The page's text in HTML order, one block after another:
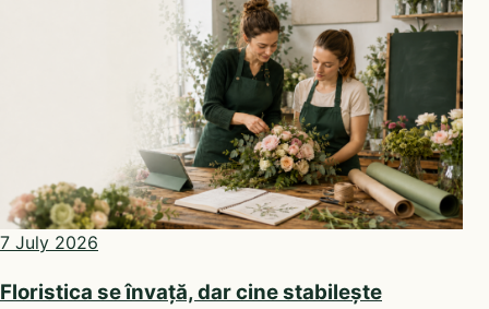
7 July 2026
Floristica se învață, dar cine stabilește